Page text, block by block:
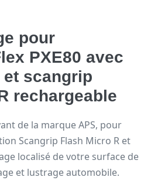
pour
PXE80 avec
et scangrip
rechargeable
de la marque APS, pour
Scangrip Flash Micro R et
localisé de votre surface de
et lustrage automobile.